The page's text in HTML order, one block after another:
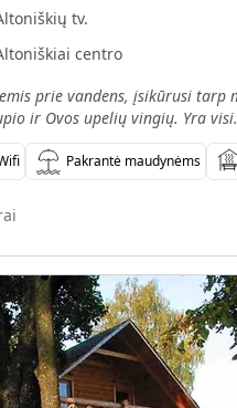
tv.
centro
prie vandens, įsikūrusi tarp
ir Ovos upelių vingių. Yra visi
sąlygos ramiam poilsiui.
Pakrantė maudynėms